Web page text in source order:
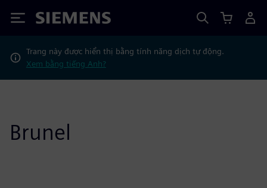
Siemens
Trang này được hiển thị bằng tính năng dịch tự động.
Xem bằng tiếng Anh?
Brunel